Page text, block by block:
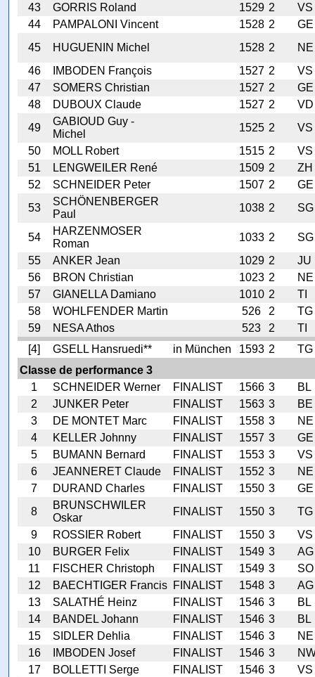
43 GORRIS Roland 1529 2
VS
44
PAMPALONI Vincent 1528 2
GE
45
HUGUENIN Michel 1528 2
NE
46
IMBODEN François 1527 2
VS
47
SOMERS Christian 1527 2
GE
48
DUBOUX Claude 1527 2
VD
49
GABIOUD Guy -
Michel
1525 2
VS
50
MOLL Robert 1515 2
VS
51
LENGWEILER René 1509 2
ZH
52
SCHNEIDER Peter 1507 2
GE
53
SCHÖNENBERGER
Paul
1038 2 SG
54
HARZENMOSER
Roman
1033 2
SG
55
ANKER Jean 1029 2
JU
56
BRON Christian 1023 2
NE
57
GIANELLA Damiano 1010 2
TI
58
WOHLFENDER Martin 526 2
TG
59
NESA Athos 523 2
TI
[4]
GSELL Hansruedi** in München 1593 2
TG
Classe de performance 3
1
SCHNEIDER Werner FINALIST 1566 3
BL
2
JUNKER Peter FINALIST 1563 3
BE
3
DE MONTET Marc FINALIST 1558 3
NE
4
KELLER Johnny FINALIST 1557 3
GE
5
BUMANN Bernard FINALIST 1553 3
VS
6
JEANNERET Claude FINALIST 1552 3
NE
7
DURAND Charles FINALIST 1550 3
GE
8
BRUNSCHWILER
Oskar
FINALIST 1550 3
TG
9
ROSSIER Robert FINALIST 1550 3
VS
10
BURGER Felix FINALIST 1549 3
AG
11
FISCHER Christoph FINALIST 1549 3
SO
12
BAECHTIGER Francis FINALIST 1548 3
AG
13
SALATHÉ Heinz FINALIST 1546 3
BL
14
BANDEL Johann FINALIST 1546 3
BL
15
SIDLER Dehlia FINALIST 1546 3
NE
16
IMBODEN Josef FINALIST 1546 3
17
BOLLETTI Serge FINALIST 1546 3
VS